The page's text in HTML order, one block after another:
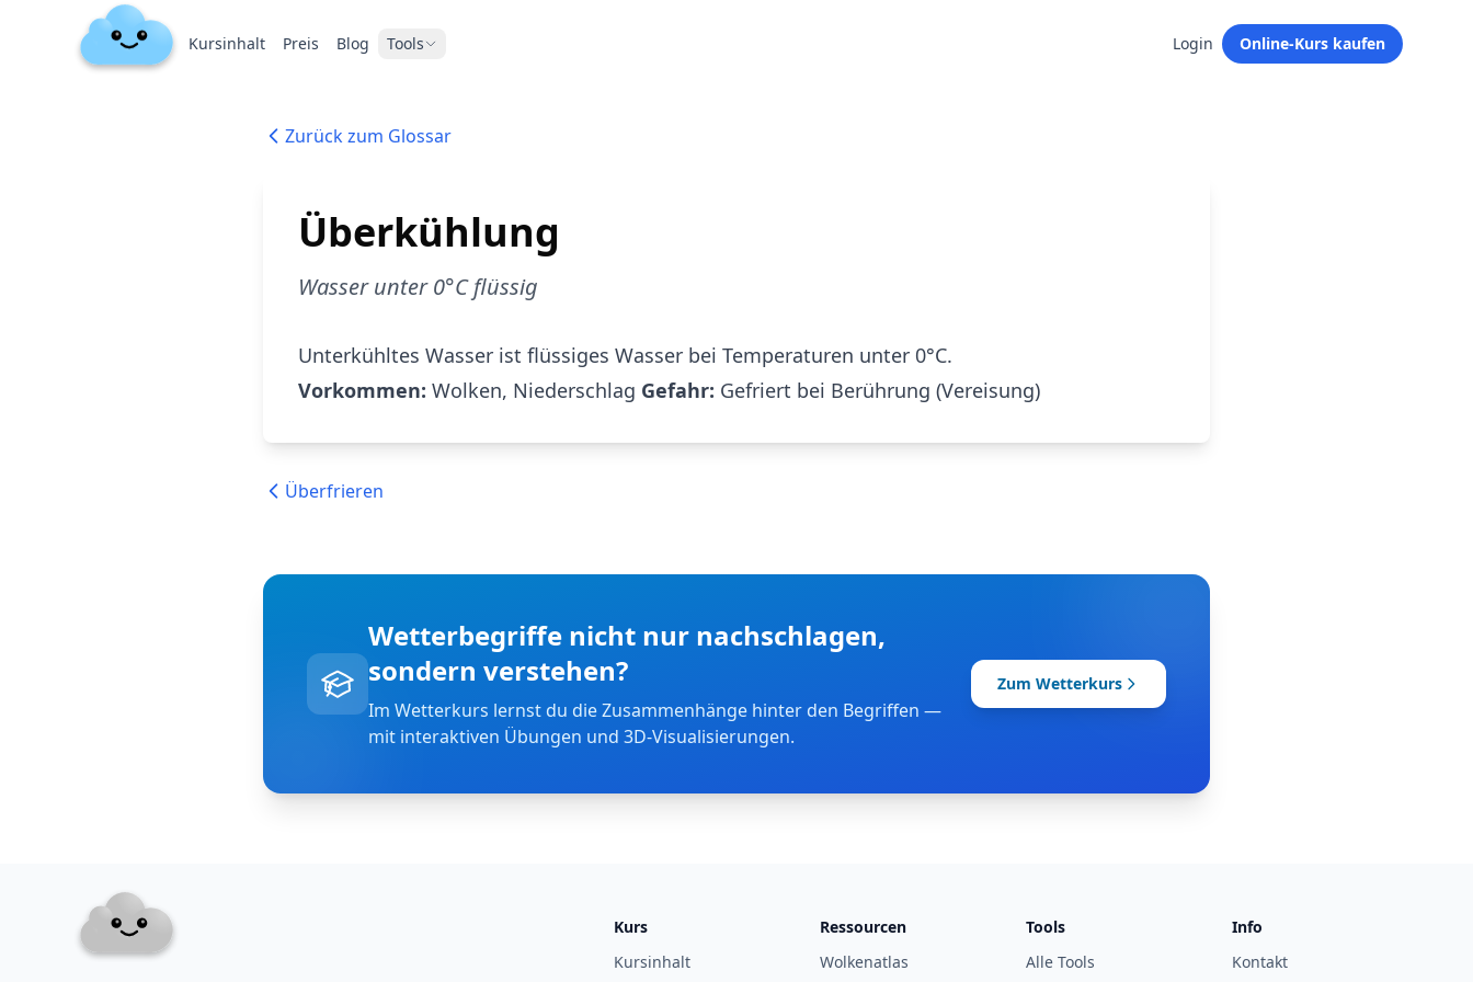
Kursinhalt Preis Blog Tools Login Online-Kurs kaufen
Zurück zum Glossar
Überkühlung
Wasser unter 0°C flüssig
Unterkühltes Wasser ist flüssiges Wasser bei Temperaturen unter 0°C.
Vorkommen: Wolken, Niederschlag Gefahr: Gefriert bei Berührung (Vereisung)
Überfrieren
Wetterbegriffe nicht nur nachschlagen,
sondern verstehen?
Im Wetterkurs lernst du die Zusammenhänge hinter den Begriffen —
mit interaktiven Übungen und 3D-Visualisierungen.
Zum Wetterkurs
Kurs
Kursinhalt
Ressourcen
Wolkenatlas
Tools
Alle Tools
Info
Kontakt